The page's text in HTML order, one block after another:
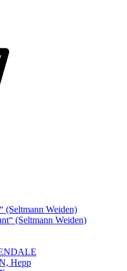
(Seltmann Weiden)
(Seltmann Weiden)
Hepp